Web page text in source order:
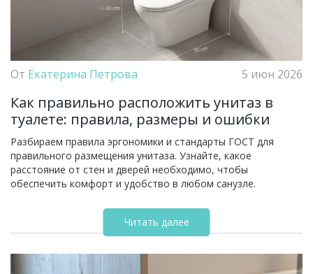
От Екатерина Петрова 5 июн 2026
Как правильно расположить унитаз в
туалете: правила, размеры и ошибки
Разбираем правила эргономики и стандарты ГОСТ для
правильного размещения унитаза. Узнайте, какое
расстояние от стен и дверей необходимо, чтобы
обеспечить комфорт и удобство в любом санузле.
Читать далее